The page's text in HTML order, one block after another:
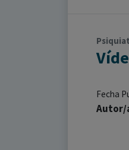
Fecha
Autor/